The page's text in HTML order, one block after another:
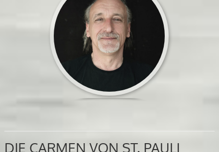
DIE CARMEN VON ST. PAULI